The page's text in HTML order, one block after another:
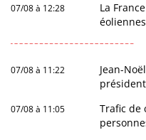
07/08 à 12:28
La
07/08 à 11:22
Jean-
07/08 à 11:05
Trafic de